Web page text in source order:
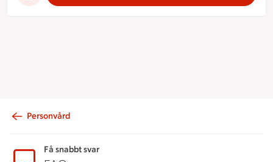
Personvård
Få snabbt svar